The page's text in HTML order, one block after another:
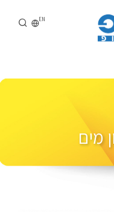
EN
מים